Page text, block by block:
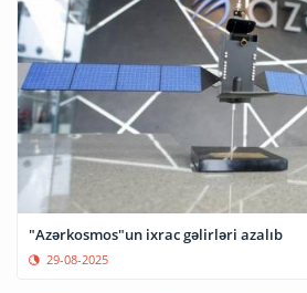
"Azərkosmos"un ixrac gəlirləri azalıb
29-08-2025